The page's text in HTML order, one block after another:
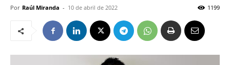
Por Raúl Miranda - 10 de abril de 2022 1199